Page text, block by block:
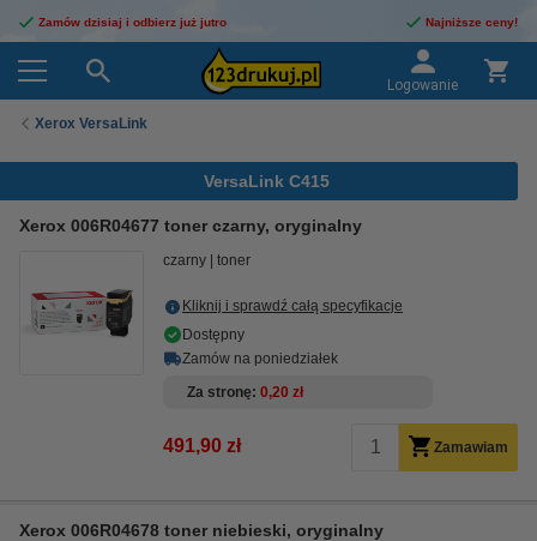
Zamów dzisiaj i odbierz już jutro Najniższe ceny!
Logowanie
Xerox VersaLink
VersaLink C415
Xerox 006R04677 toner czarny, oryginalny
czarny toner
Kliknij i sprawdź całą specyfikacje
Dostępny
Zamów na poniedziałek
Za stronę 0,20 zł
491,90 zł Zamawiam
Xerox 006R04678 toner niebieski, oryginalny